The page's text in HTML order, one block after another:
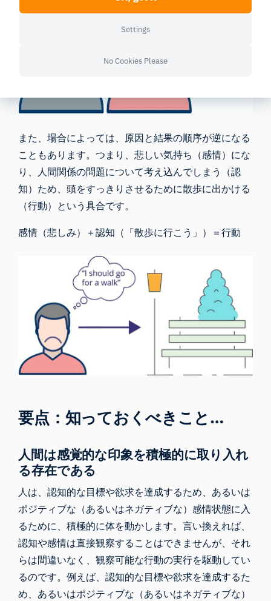
また、場合によっては、原因と結果の順序が逆になる
こともあります。つまり、悲しい気持ち（感情）にな
り、人間関係の問題について考え込んでしまう（認
知）ため、頭をすっきりさせるために散歩に出かける
（行動）という具合です。
感情（悲しみ）＋認知（「散歩に行こう」）＝行動
要点：知っておくべきこと…
人間は感覚的な印象を積極的に取り入れ
る存在である
人は、認知的な目標や欲求を達成するため、あるいは
ポジティブな（あるいはネガティブな）感情状態に入
るために、積極的に体を動かします。言い換えれば、
認知や感情は直接観察することはできませんが、それ
らは間違いなく、観察可能な行動の実行を駆動してい
るのです。例えば、認知的な目標や欲求を達成するた
め、あるいはポジティブな（あるいはネガティブな）
Settings
No Cookies Please